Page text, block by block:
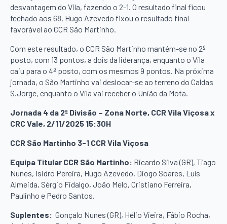
desvantagem do Vila, fazendo o 2-1. O resultado final ficou
fechado aos 68, Hugo Azevedo fixou o resultado final
favorável ao CCR São Martinho.
Com este resultado, o CCR São Martinho mantém-se no 2º
posto, com 13 pontos, a dois da liderança, enquanto o Vila
caiu para o 4º posto, com os mesmos 9 pontos. Na próxima
jornada, o São Martinho vai deslocar-se ao terreno do Caldas
S.Jorge, enquanto o Vila vai receber o União da Mota.
Jornada 4 da 2ª Divisão – Zona Norte, CCR Vila Viçosa x
CRC Vale, 2/11/2025 15:30H
CCR São Martinho 3-1 CCR Vila Viçosa
Equipa Titular CCR São Martinho: Ricardo Silva (GR), Tiago
Nunes, Isidro Pereira, Hugo Azevedo, Diogo Soares, Luís
Almeida, Sérgio Fidalgo, João Melo, Cristiano Ferreira,
Paulinho e Pedro Santos.
Suplentes: Gonçalo Nunes (GR), Hélio Vieira, Fábio Rocha,